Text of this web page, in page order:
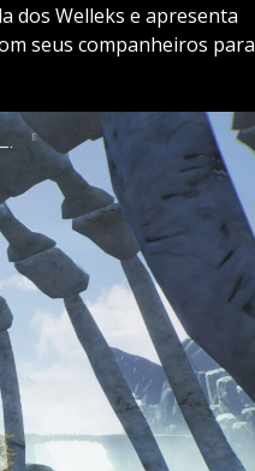
dos Welleks e apresenta
seus companheiros para